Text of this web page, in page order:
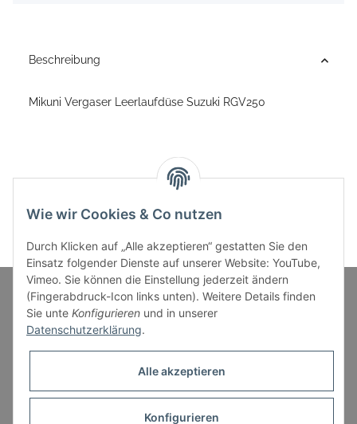
Beschreibung
Mikuni Vergaser Leerlaufdüse Suzuki RGV250
Informationen
Wie wir Cookies & Co nutzen
Durch Klicken auf „Alle akzeptieren“ gestatten Sie den
Einsatz folgender Dienste auf unserer Website: YouTube,
Vimeo. Sie können die Einstellung jederzeit ändern
(Fingerabdruck-Icon links unten). Weitere Details finden
Sie unte Konfigurieren und in unserer
Datenschutzerklärung.
Alle akzeptieren
Konfigurieren